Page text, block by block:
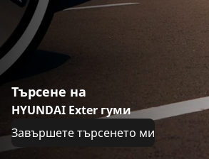
Търсене на
HYUNDAI Exter гуми
Завършете търсенето ми